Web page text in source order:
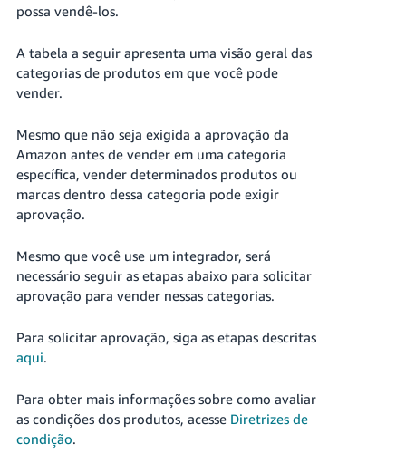
Português
Iniciar
Comece
a
vender
possa vendê-los.
A tabela a seguir apresenta uma visão geral das
categorias de produtos em que você pode
vender.
Mesmo que não seja exigida a aprovação da
Amazon antes de vender em uma categoria
específica, vender determinados produtos ou
marcas dentro dessa categoria pode exigir
aprovação.
Mesmo que você use um integrador, será
necessário seguir as etapas abaixo para solicitar
aprovação para vender nessas categorias.
Para solicitar aprovação, siga as etapas descritas
aqui.
Para obter mais informações sobre como avaliar
as condições dos produtos, acesse Diretrizes de
condição.